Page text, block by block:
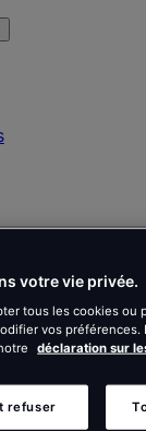
votre vie privée.
tous les cookies ou
vos préférences.
déclaration sur
refuser